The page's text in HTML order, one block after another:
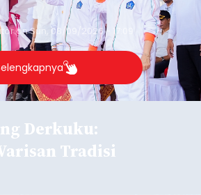
onSun, 08/09/2026 - 17:09
Derkuku:
Tradisi